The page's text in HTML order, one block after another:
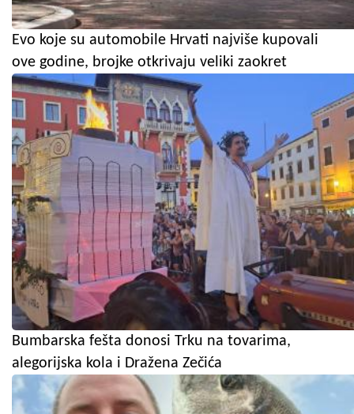
Evo koje su automobile Hrvati najviše kupovali
ove godine, brojke otkrivaju veliki zaokret
Bumbarska fešta donosi Trku na tovarima,
alegorijska kola i Dražena Zečića